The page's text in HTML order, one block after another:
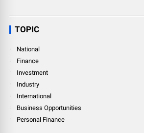
TOPIC
National
Finance
Investment
Industry
International
Business Opportunities
Personal Finance